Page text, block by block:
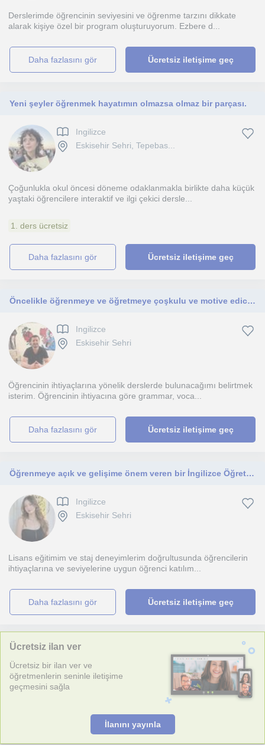
Derslerimde öğrencinin seviyesini ve öğrenme tarzını dikkate
alarak kişiye özel bir program oluşturuyorum. Ezbere d...
daha fazlasını gör Ücretsiz iletişime geç
Yeni şeyler öğrenmek hayatımın olmazsa olmaz bir parçası.
Ingilizce
Eskisehir Sehri, Tepebas...
Çoğunlukla okul öncesi döneme odaklanmakla birlikte daha küçük
yaştaki öğrencilere interaktif ve ilgi çekici dersle...
1. ders ücretsiz
daha fazlasını gör Ücretsiz iletişime geç
Öncelikle öğrenmeye ve öğretmeye çoşkulu ve motive edici bir yapıya sahibim. Derslerim, 7’den 70e herkese yöneliktir derslerim
Ingilizce
Eskisehir Sehri
Öğrencinin ihtiyaçlarına yönelik derslerde bulunacağımı belirtmek
isterim. Öğrencinin ihtiyacına göre grammar, voca...
daha fazlasını gör Ücretsiz iletişime geç
Öğrenmeye açık ve gelişime önem veren bir İngilizce Öğretmeniyim. Her yaş grubuna uygun öğrenci merkezli dersler planlayabilirim.
Ingilizce
Eskisehir Sehri
Lisans eğitimim ve staj deneyimlerim doğrultusunda öğrencilerin
ihtiyaçlarına ve seviyelerine uygun öğrenci katılım...
daha fazlasını gör Ücretsiz iletişime geç
Ücretsiz ilan ver
Ücretsiz bir ilan ver ve
öğretmenlerin seninle iletişime
geçmesini sağla
İlanını yayınla